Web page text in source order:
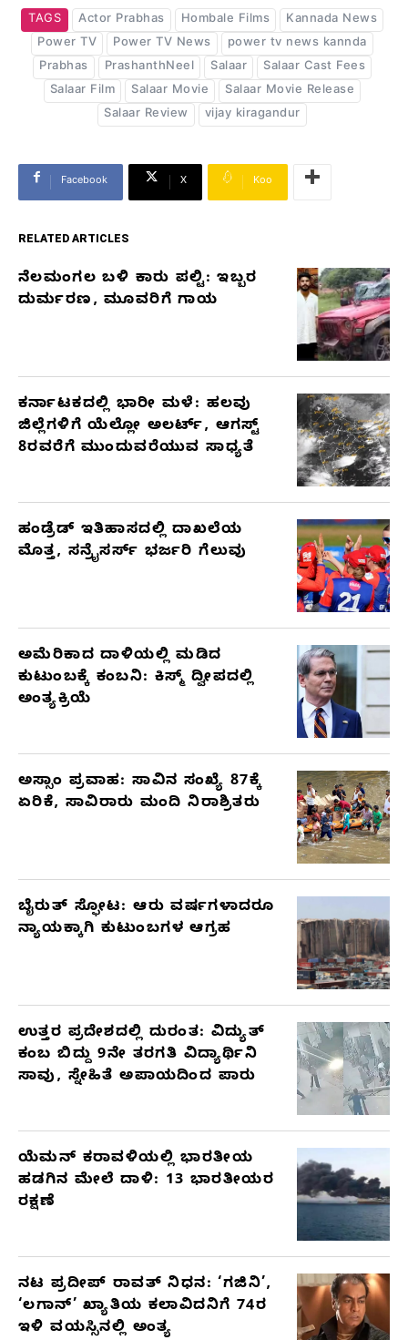
TAGS Actor Prabhas Hombale Films
Kannada News
Power TV
Power TV News
power tv news kannda
Prabhas
PrashanthNeel Salaar
Salaar Cast Fees
Salaar Film
Salaar Movie
Salaar Movie Release
Salaar Review
vijay kiragandur
Facebook X Koo
RELATED ARTICLES
RELATED
ನೆಲಮಂಗಲ ಬಳಿ ಕಾರು ಪಲ್ಟಿ: ಇಬ್ಬರ
ದುರ್ಮರಣ, ಮೂವರಿಗೆ ಗಾಯ
ಕರ್ನಾಟಕದಲ್ಲಿ ಭಾರೀ ಮಳೆ: ಹಲವು
ಜಿಲ್ಲೆಗಳಿಗೆ ಯೆಲ್ಲೋ ಅಲರ್ಟ್, ಆಗಸ್ಟ್
8ರವರೆಗೆ ಮುಂದುವರೆಯುವ ಸಾಧ್ಯತೆ
ಹಂಡ್ರೆಡ್ ಇತಿಹಾಸದಲ್ಲಿ ದಾಖಲೆಯ
ಮೊತ್ತ, ಸನ್ರೈಸರ್ಸ್ ಭರ್ಜರಿ ಗೆಲುವು
ಅಮೆರಿಕಾದ ದಾಳಿಯಲ್ಲಿ ಮಡಿದ
ಕುಟುಂಬಕ್ಕೆ ಕಂಬನಿ: ಕಿಸ್ಮ್ ದ್ವೀಪದಲ್ಲಿ
ಅಂತ್ಯಕ್ರಿಯೆ
ಅಸ್ಸಾಂ ಪ್ರವಾಹ: ಸಾವಿನ ಸಂಖ್ಯೆ 87ಕ್ಕೆ
ಏರಿಕೆ, ಸಾವಿರಾರು ಮಂದಿ ನಿರಾಶ್ರಿತರು
ಬೈರುತ್ ಸ್ಫೋಟ: ಆರು ವರ್ಷಗಳಾದರೂ
ನ್ಯಾಯಕ್ಕಾಗಿ ಕುಟುಂಬಗಳ ಆಗ್ರಹ
ಉತ್ತರ ಪ್ರದೇಶದಲ್ಲಿ ದುರಂತ: ವಿದ್ಯುತ್
ಕಂಬ ಬಿದ್ದು 9ನೇ ತರಗತಿ ವಿದ್ಯಾರ್ಥಿನಿ
ಸಾವು, ಸ್ನೇಹಿತೆ ಅಪಾಯದಿಂದ ಪಾರು
ಯೆಮನ್ ಕರಾವಳಿಯಲ್ಲಿ ಭಾರತೀಯ
ಹಡಗಿನ ಮೇಲೆ ದಾಳಿ: 13 ಭಾರತೀಯರ
ರಕ್ಷಣೆ
ನಟ ಪ್ರದೀಪ್ ರಾವತ್ ನಿಧನ: ‘ಗಜಿನಿ’,
‘ಲಗಾನ್’ ಖ್ಯಾತಿಯ ಕಲಾವಿದನಿಗೆ 74ರ
ಇಳಿ ವಯಸ್ಸಿನಲ್ಲಿ ಅಂತ್ಯ